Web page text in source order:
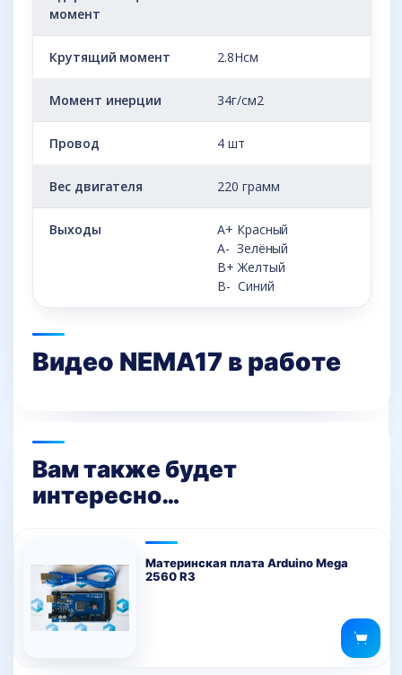
момент
Крутящий момент 2.8Нсм
Момент инерции 34г/см2
Провод 4 шт
Вес двигателя 220 грамм
Выходы
A+ Красный
A- Зелёный
B+ Желтый
B- Синий
Видео NEMA17 в работе
Вам также будет
интересно…
Материнская плата Arduino Mega
2560 R3